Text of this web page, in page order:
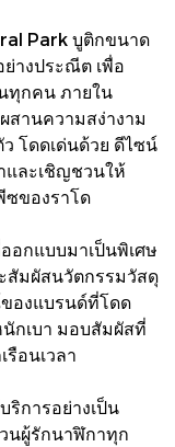
Park บูติกขนาด
างประณีต เพื่อ
ทุกคน ภายใน
สานความสง่างาม
โดดเด่นด้วย ดีไซน์
และเชิญชวนให้
ซของราโด
อกแบบมาเป็นพิเศษ
สัมผัสนวัตกรรมวัสดุ
องแบรนด์ที่โดด
กเบา มอบสัมผัสที่
อนเวลา
การอย่างเป็น
นผู้รักนาฬิกาทุก